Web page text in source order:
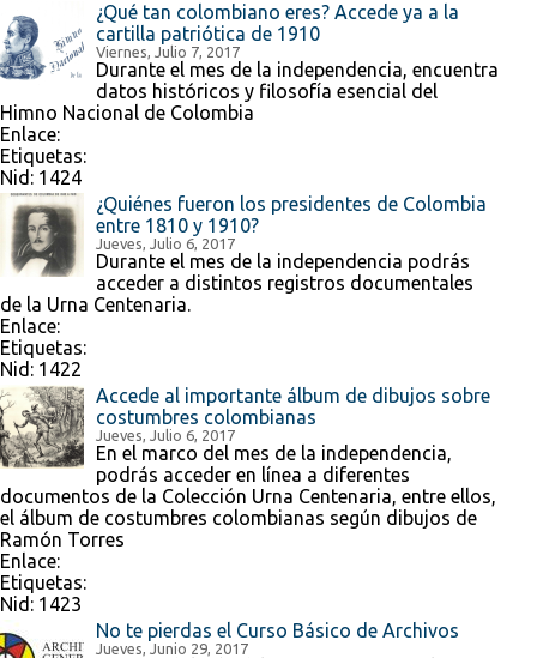
¿Qué tan colombiano eres? Accede ya a la
cartilla patriótica de 1910
Viernes, Julio 7, 2017
Durante el mes de la independencia, encuentra
datos históricos y filosofía esencial del
Himno Nacional de Colombia
Enlace:
Etiquetas:
Nid: 1424
¿Quiénes fueron los presidentes de Colombia
entre 1810 y 1910?
Jueves, Julio 6, 2017
Durante el mes de la independencia podrás
acceder a distintos registros documentales
de la Urna Centenaria.
Enlace:
Etiquetas:
Nid: 1422
Accede al importante álbum de dibujos sobre
costumbres colombianas
Jueves, Julio 6, 2017
En el marco del mes de la independencia,
podrás acceder en línea a diferentes
documentos de la Colección Urna Centenaria, entre ellos,
el álbum de costumbres colombianas según dibujos de
Ramón Torres
Enlace:
Etiquetas:
Nid: 1423
No te pierdas el Curso Básico de Archivos
Jueves, Junio 29, 2017